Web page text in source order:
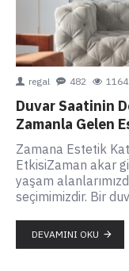
regal 482
Duvar Saatinin
Zamanla Gelen
Zamana Estetik
EtkisiZaman akar
yaşam
seçimimizdir. Bir
DEVAMINI OKU